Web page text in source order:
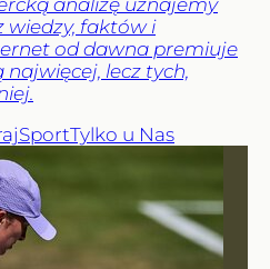
wiedzy, faktów i
od dawna premiuje
lecz tych,
SportTylko u Nas